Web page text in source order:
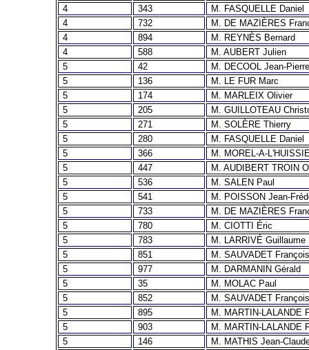
4
343
M. FASQUELLE Daniel
4
732
M. DE MAZIÈRES
4
894
M. REYNÈS Bernard
4
588
M. AUBERT Julien
5
42
M. DECOOL Jean-
5
136
M. LE FUR Marc
5
174
M. MARLEIX Olivier
5
205
M. GUILLOTEAU
5
271
M. SOLÈRE Thierry
5
280
M. FASQUELLE Daniel
5
366
M. MOREL-A-
5
447
M. AUDIBERT TROIN
5
536
M. SALEN Paul
5
541
M. POISSON Jean-
5
733
M. DE MAZIÈRES
5
780
M. CIOTTI Éric
5
783
M. LARRIVÉ Guillaume
5
851
M. SAUVADET
5
977
M. DARMANIN Gérald
5
35
M. MOLAC Paul
5
852
M. SAUVADET
5
895
M. MARTIN-LALANDE
5
903
M. MARTIN-LALANDE
5
146
M. MATHIS Jean-